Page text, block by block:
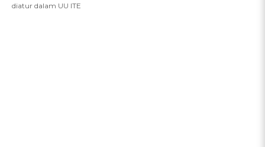
diatur dalam UU ITE